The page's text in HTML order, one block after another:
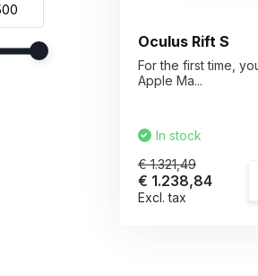
Oculus Rift S
For the first time,
Apple Ma...
In stock
€ 1.321,49
€ 1.238,84
Excl. tax